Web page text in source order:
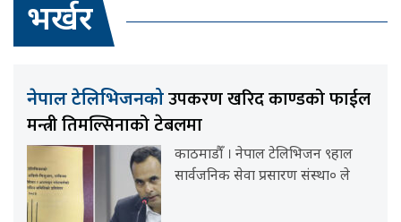
भर्खर
नेपाल टेलिभिजनकोउपकरण खरिद काण्डको फाईल
मन्त्री तिमल्सिनाको टेबलमा
काठमाडौँ । नेपाल टेलिभिजन ९हाल
सार्वजनिक सेवा प्रसारण संस्था० ले